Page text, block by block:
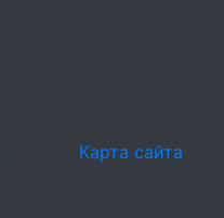
Карта сайта